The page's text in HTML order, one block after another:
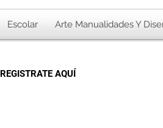
Escolar Arte Manualidades Y
REGISTRATE AQUÍ